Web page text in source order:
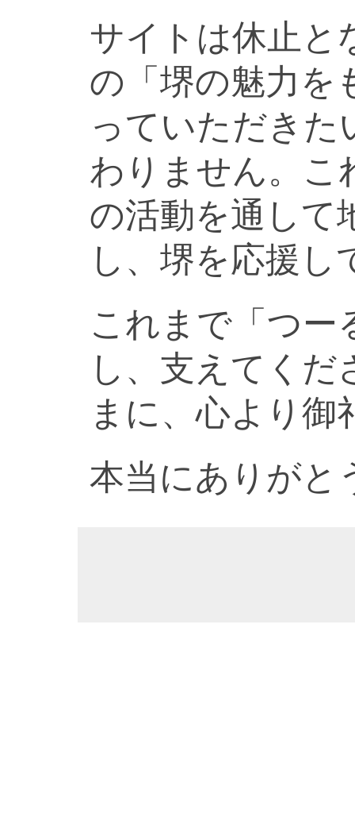
サイトは休止と
の「堺の魅力を
っていただきた
わりません。こ
の活動を通して
し、堺を応援し
これまで「つー
し、支えてく
まに、心より御
本当にありがと